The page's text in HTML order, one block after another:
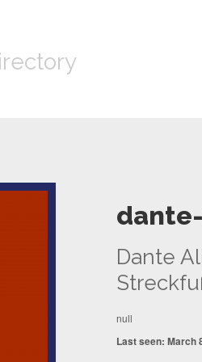
Dante
null
Last seen: March